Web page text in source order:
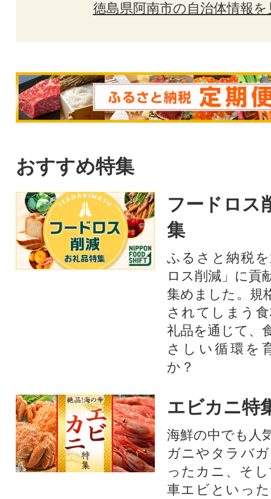
徳島県阿南市の自治体情報を
おすすめ特集
フードロス
集
ふるさと納税
ロス削減」に貢
集めました。規
されてしまう
礼品を通じて、
さしい循環を
か？​
エビカニ特
海鮮の中でも人
ガニやタラバ
ったカニ、そ
車エビといっ